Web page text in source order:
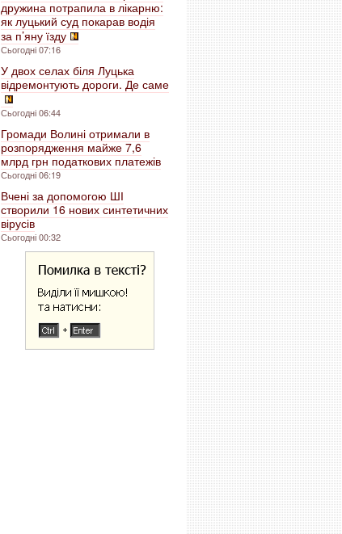
дружина потрапила в лікарню:
як луцький суд покарав водія
за п’яну їзду
Сьогодні 07:16
У двох селах біля Луцька
відремонтують дороги. Де саме
Сьогодні 06:44
Громади Волині отримали в
розпорядження майже 7,6
млрд грн податкових платежів
Сьогодні 06:19
Вчені за допомогою ШІ
створили 16 нових синтетичних
вірусів
Сьогодні 00:32